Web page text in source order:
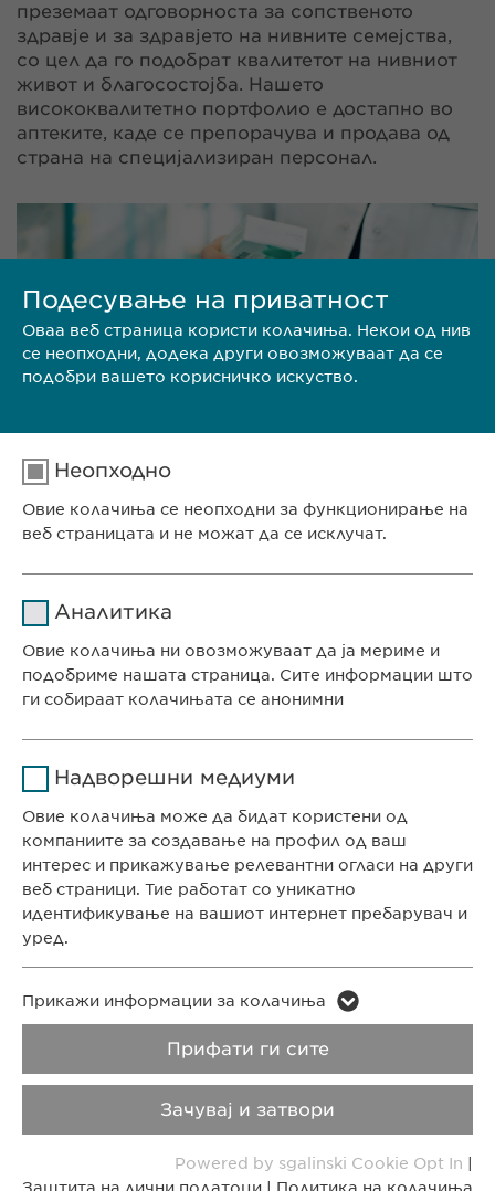
преземаат одговорноста за сопственото
здравје и за здравјето на нивните семејства,
со цел да го подобрат квалитетот на нивниот
живот и благосостојба. Нашето
висококвалитетно портфолио е достапно во
аптеките, каде се препорачува и продава од
страна на специјализиран персонал.
Евофарма АГ Претставништво Скопје
Антон Попов 1-2/3
Скопје, Северна Македонија
КОНТАКТ
info@ewopharma.mk
Заштита на лични
податоци
Политика на
колачиња
Импресум Правни напомени
Подесување на приватност
Оваа веб страница користи колачиња. Некои од нив
се неопходни, додека други овозможуваат да се
подобри вашето корисничко искуство.
Неопходно
Овие колачиња се неопходни за функционирање на
веб страницата и не можат да се исклучат.
sgalinski
Времетраење
Цел
согласност за колачиња
Аналитика
Овие колачиња ни овозможуваат да ја мериме и
подобриме нашата страница. Сите информации што
ги собираат колачињата се анонимни
Google
Времетраење
Име vuid
услуги
Vimeo
2 years
Цел
Collects data on users visiting the
Надворешни медиуми
Овие колачиња може да бидат користени од
компаниите за создавање на профил од ваш
интерес и прикажување релевантни огласи на други
веб страници. Тие работат со уникатно
идентификување на вашиот интернет пребарувач и
уред.
LinkedIn
2 години
Tracking the use of embedded
Прикажи информации за колачиња
Зачувај и затвори
Прифати ги сите
Powered by sgalinski Cookie Opt In